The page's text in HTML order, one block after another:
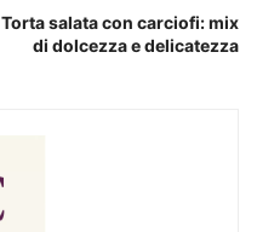
Torta salata con carciofi: mix
di dolcezza e delicatezza